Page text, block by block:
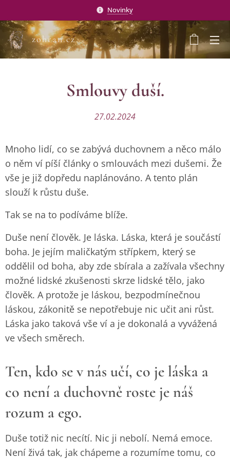
Novinky
zohran.cz
Smlouvy duší.
27.02.2024
Mnoho lidí, co se zabývá duchovnem a něco málo
o něm ví píší články o smlouvách mezi dušemi. Že
vše je již dopředu naplánováno. A tento plán
slouží k růstu duše.
Tak se na to podíváme blíže.
Duše není člověk. Je láska. Láska, která je součástí
boha. Je jejím maličkatým střípkem, který se
oddělil od boha, aby zde sbírala a zažívala všechny
možné lidské zkušenosti skrze lidské tělo, jako
člověk. A protože je láskou, bezpodmínečnou
láskou, zákonitě se nepotřebuje nic učit ani růst.
Láska jako taková vše ví a je dokonalá a vyvážená
ve všech směrech.
Ten, kdo se v nás učí, co je láska a
co není a duchovně roste je náš
rozum a ego.
Duše totiž nic necítí. Nic ji nebolí. Nemá emoce.
Není živá tak, jak chápeme a rozumíme tomu, co